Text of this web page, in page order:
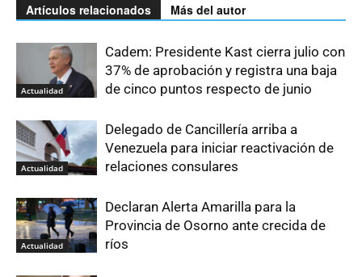
Artículos relacionados Más del autor
Actualidad
Cadem: Presidente Kast cierra julio con
37% de aprobación y registra una baja
de cinco puntos respecto de junio
Actualidad
Delegado de Cancillería arriba a
Venezuela para iniciar reactivación de
relaciones consulares
Actualidad
Declaran Alerta Amarilla para la
Provincia de Osorno ante crecida de
ríos